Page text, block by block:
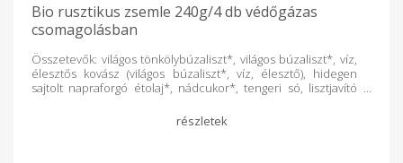
Bio rusztikus zsemle 240g/4 db védőgázas
csomagolásban
Összetevők: világos tönkölybúzaliszt*, világos búzaliszt*, víz,
élesztős kovász (világos búzaliszt*, víz, élesztő), hidegen
sajtolt napraforgó étolaj*, nádcukor*, tengeri só, lisztjavító
gal jelölt összetevők ellenőrzött ökológiai gazdálkodásból
származnak. Elkészítési javaslat: a csomagolásból kivett kifliket